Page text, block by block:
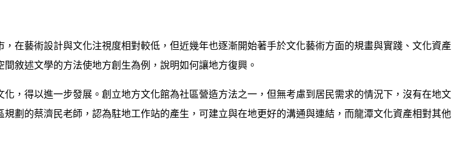
在藝術設計與文化注視度相對較低，但近幾年也逐漸開始著手於文化藝術方面的規畫與實踐、文化資產
敘述文學的方法使地方創生為例，說明如何讓地方復興。
，得以進一步發展。創立地方文化館為社區營造方法之一，但無考慮到居民需求的情況下，沒有在地文
劃的蔡濟民老師，認為駐地工作站的產生，可建立與在地更好的溝通與連結，而龍潭文化資產相對其他